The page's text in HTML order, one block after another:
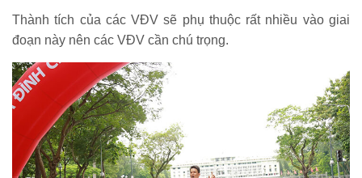
Thành tích của các VĐV sẽ phụ thuộc rất nhiều vào giai
đoạn này nên các VĐV cần chú trọng.